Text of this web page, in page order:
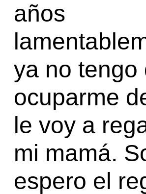
años
ya no tengo
ocuparme
le voy a
mi mamá.
espero el